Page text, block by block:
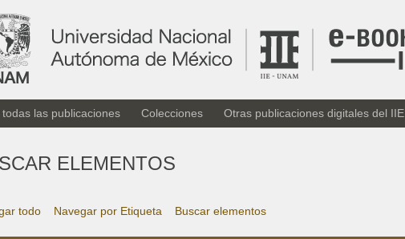
todas las publicaciones Colecciones Otras publicaciones digitales del IIE
ELEMENTOS
todo Navegar por Etiqueta Buscar elementos